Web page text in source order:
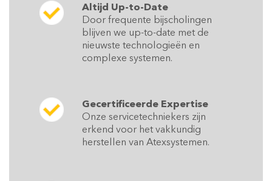
Altijd Up-to-Date
Door frequente bijscholingen
blijven we up-to-date met de
nieuwste technologieën en
complexe systemen.
Gecertificeerde Expertise
Onze servicetechniekers zijn
erkend voor het vakkundig
herstellen van Atexsystemen.